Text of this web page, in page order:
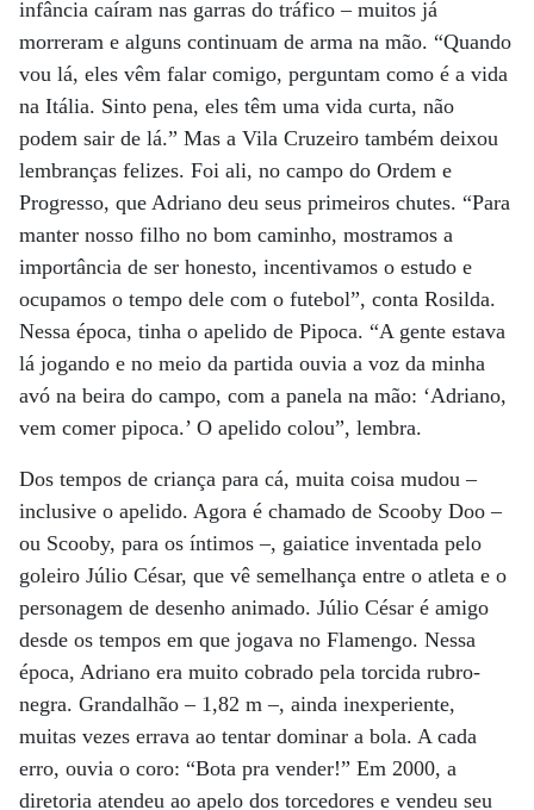
infância caíram nas garras do tráfico – muitos já
morreram e alguns continuam de arma na mão. “Quando
vou lá, eles vêm falar comigo, perguntam como é a vida
na Itália. Sinto pena, eles têm uma vida curta, não
podem sair de lá.” Mas a Vila Cruzeiro também deixou
lembranças felizes. Foi ali, no campo do Ordem e
Progresso, que Adriano deu seus primeiros chutes. “Para
manter nosso filho no bom caminho, mostramos a
importância de ser honesto, incentivamos o estudo e
ocupamos o tempo dele com o futebol”, conta Rosilda.
Nessa época, tinha o apelido de Pipoca. “A gente estava
lá jogando e no meio da partida ouvia a voz da minha
avó na beira do campo, com a panela na mão: ‘Adriano,
vem comer pipoca.’ O apelido colou”, lembra.
Dos tempos de criança para cá, muita coisa mudou –
inclusive o apelido. Agora é chamado de Scooby Doo –
ou Scooby, para os íntimos –, gaiatice inventada pelo
goleiro Júlio César, que vê semelhança entre o atleta e o
personagem de desenho animado. Júlio César é amigo
desde os tempos em que jogava no Flamengo. Nessa
época, Adriano era muito cobrado pela torcida rubro-
negra. Grandalhão – 1,82 m –, ainda inexperiente,
muitas vezes errava ao tentar dominar a bola. A cada
erro, ouvia o coro: “Bota pra vender!” Em 2000, a
diretoria atendeu ao apelo dos torcedores e vendeu seu